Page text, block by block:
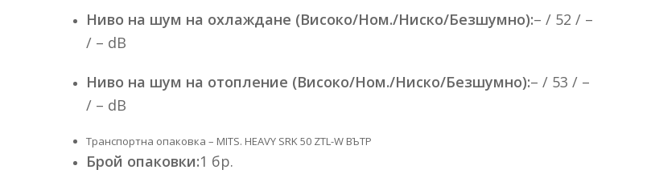
Ниво на шум на охлаждане (Високо/Ном./Ниско/Безшумно):– / 52 / –
/ – dB
Ниво на шум на отопление (Високо/Ном./Ниско/Безшумно):– / 53 / –
/ – dB
Транспортна опаковка – MITS. HEAVY SRK 50 ZTL-W ВЪТР
Брой опаковки:1 бр.